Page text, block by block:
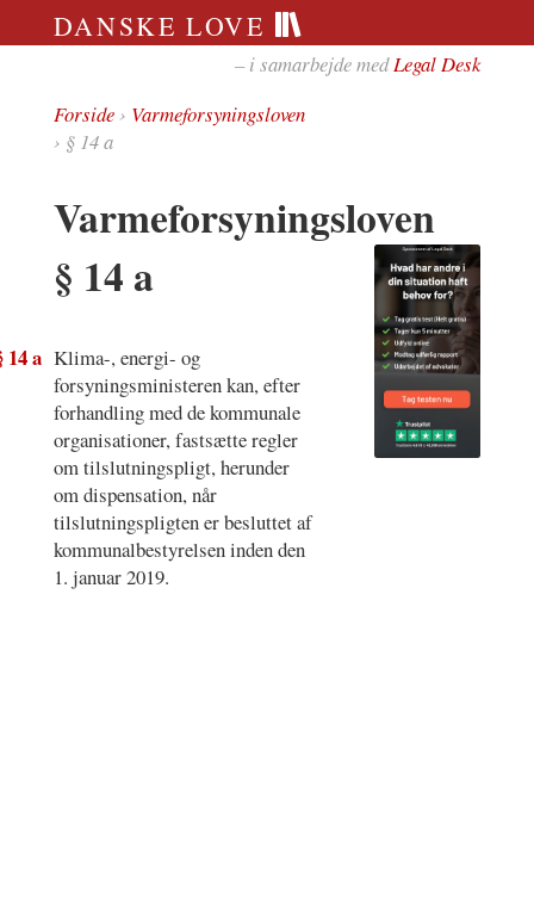
DANSKE LOVE
– i samarbejde medLegal Desk
Forside› Varmeforsyningsloven
› § 14 a
Varmeforsyningsloven
§ 14 a
14 a Klima-, energi- og
forsyningsministeren kan, efter
forhandling med de kommunale
organisationer, fastsætte regler
om tilslutningspligt, herunder
om dispensation, når
tilslutningspligten er besluttet af
kommunalbestyrelsen inden den
1. januar 2019.